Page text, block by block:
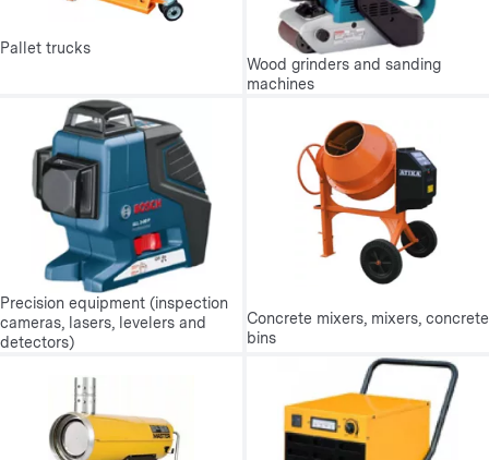
Pallet trucks
Wood grinders and sanding
machines
Precision equipment (inspection
cameras, lasers, levelers and
detectors)
Concrete mixers, mixers, concrete
bins